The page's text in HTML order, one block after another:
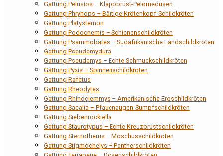
Gattung Pelusios – Klappbrust-Pelomedusen
Gattung Phrynops – Bärtige Krötenkopf-Schildkröten
Gattung Platysternon
Gattung Podocnemis – Schienenschildkröten
Gattung Psammobates – Südafrikanische Landschildkröten
Gattung Pseudemydura
Gattung Pseudemys – Echte Schmuckschildkröten
Gattung Pyxis – Spinnenschildkröten
Gattung Rafetus
Gattung Rheodytes
Gattung Rhinoclemmys – Amerikanische Erdschildkröten
Gattung Sacalia – Pfauenaugen-Sumpfschildkröten
Gattung Siebenrockiella
Gattung Staurotypus – Echte Kreuzbrustschildkröten
Gattung Sternotherus – Moschusschildkröten
Gattung Stigmochelys – Pantherschildkröten